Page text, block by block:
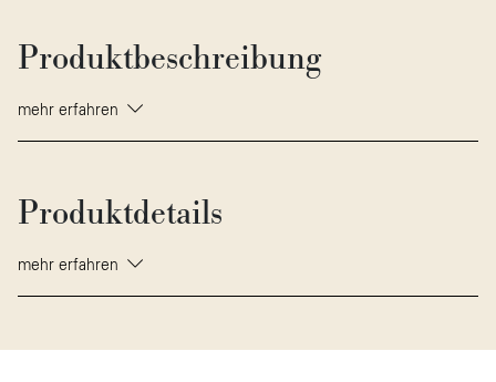
Produktbeschreibung
mehr erfahren
Produktdetails
mehr erfahren